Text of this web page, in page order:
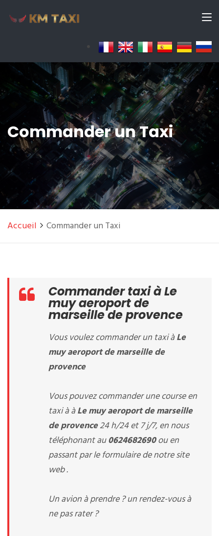
Commander un Taxi
Accueil Commander un Taxi
Commander taxi à Le
muy aeroport de
marseille de provence
Vous voulez commander un taxi àLe
muy aeroport de marseille de
provence
Vous pouvez commander une course en
taxi à àLe muy aeroport de marseille
de provence24 h/24 et 7 j/7, en nous
téléphonant au0624682690ou en
passant par le formulaire de notre site
web .
Un avion à prendre ? un rendez-vous à
ne pas rater ?